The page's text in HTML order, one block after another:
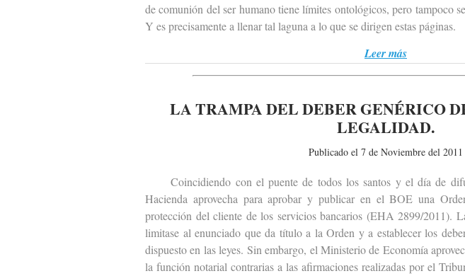
de comunión del ser humano tiene límites ontológicos, pero tampoco
Y es precisamente a llenar tal laguna a lo que se dirigen estas páginas.
Leer más
LA TRAMPA DEL DEBER GENÉRICO
LEGALIDAD.
Publicado el 7 de Noviembre del 2011
Coincidiendo con el puente de todos los santos y el día de
Hacienda aprovecha para aprobar y publicar en el BOE una
protección del cliente de los servicios bancarios (EHA 2899/2011).
limitase al enunciado que da título a la Orden y a establecer los
dispuesto en las leyes. Sin embargo, el Ministerio de Economía
la función notarial contrarias a las afirmaciones realizadas por el